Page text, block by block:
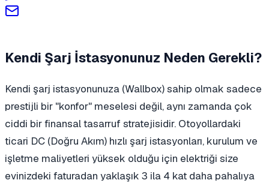
Kendi Şarj İstasyonunuz Neden Gerekli?
Kendi şarj istasyonunuza (Wallbox) sahip olmak sadece
prestijli bir "konfor" meselesi değil, aynı zamanda çok
ciddi bir finansal tasarruf stratejisidir. Otoyollardaki
ticari DC (Doğru Akım) hızlı şarj istasyonları, kurulum ve
işletme maliyetleri yüksek olduğu için elektriği size
evinizdeki faturadan yaklaşık 3 ila 4 kat daha pahalıya